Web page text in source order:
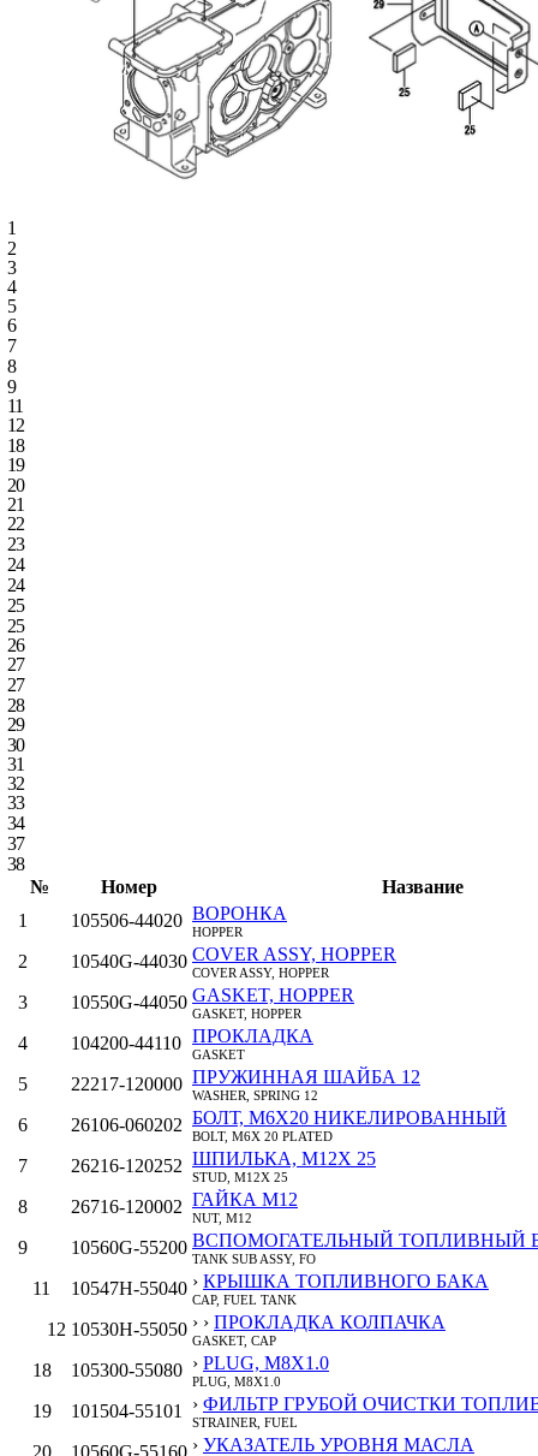
1
2
3
4
5
6
7
8
9
11
12
18
19
20
21
22
23
24
24
25
25
26
27
27
28
29
30
31
32
33
34
37
38
№
Номер
Название
1
105506-44020 ВОРОНКА
HOPPER
2 10540G-44030 COVER ASSY, HOPPER
COVER ASSY, HOPPER
3 10550G-44050 GASKET, HOPPER
GASKET, HOPPER
4 104200-44110 ПРОКЛАДКА
GASKET
5 22217-120000 ПРУЖИННАЯ ШАЙБА 12
WASHER, SPRING 12
6 26106-060202 БОЛТ, M6Х20 НИКЕЛИРОВАННЫЙ
BOLT, M6X 20 PLATED
7 26216-120252 ШПИЛЬКА, M12X 25
STUD, M12X 25
8 26716-120002 ГАЙКА M12
NUT, M12
9 10560G-55200 ВСПОМОГАТЕЛЬНЫЙ ТОПЛИВНЫЙ
TANK SUB ASSY, FO
11 10547H-55040 › КРЫШКА ТОПЛИВНОГО БАКА
CAP, FUEL TANK
12 10530H-55050 › › ПРОКЛАДКА КОЛПАЧКА
GASKET, CAP
18 105300-55080 › PLUG, M8X1.0
PLUG, M8X1.0
19 101504-55101 › ФИЛЬТР ГРУБОЙ ОЧИСТКИ
STRAINER, FUEL
20 10560G-55160 › УКАЗАТЕЛЬ УРОВНЯ МАСЛА